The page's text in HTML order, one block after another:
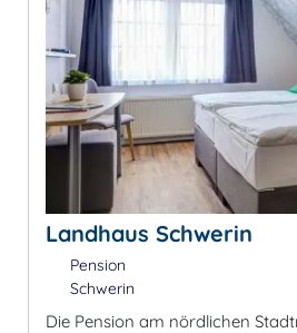
Landhaus Schwerin
Pension
Schwerin
Die Pension am nördlichen